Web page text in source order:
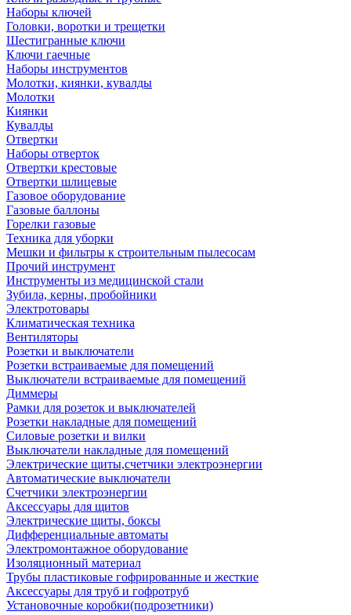
Наборы ключей
Головки, воротки и трещетки
Шестигранные ключи
Ключи гаечные
Наборы инструментов
Молотки, киянки, кувалды
Молотки
Киянки
Кувалды
Отвертки
Наборы отверток
Отвертки крестовые
Отвертки шлицевые
Газовое оборудование
Газовые баллоны
Горелки газовые
Техника для уборки
Мешки и фильтры к строительным пылесосам
Прочий инструмент
Инструменты из медицинской стали
Зубила, керны, пробойники
Электротовары
Климатическая техника
Вентиляторы
Розетки и выключатели
Розетки встраиваемые для помещений
Выключатели встраиваемые для помещений
Диммеры
Рамки для розеток и выключателей
Розетки накладные для помещений
Силовые розетки и вилки
Выключатели накладные для помещений
Электрические щиты,счетчики электроэнергии
Автоматические выключатели
Счетчики электроэнергии
Аксессуары для щитов
Электрические щиты, боксы
Дифференциальные автоматы
Электромонтажное оборудование
Изоляционный материал
Трубы пластиковые гофрированные и жесткие
Аксессуары для труб и гофротруб
Установочные коробки(подрозетники)